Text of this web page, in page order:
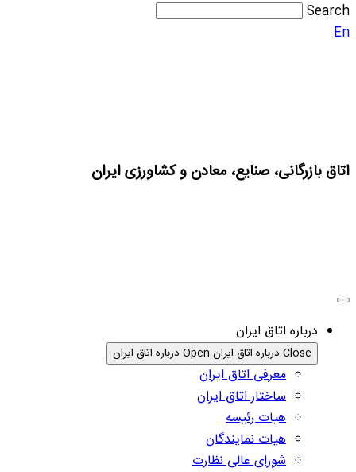
Search
En
اتاق بازرگانی، صنایع، معادن و کشاورزی ایران
درباره اتاق ایران
Close درباره اتاق ایران Open درباره اتاق ایران
معرفی اتاق ایران
ساختار اتاق ایران
هیات رئیسه
هیات نمایندگان
شورای عالی نظارت